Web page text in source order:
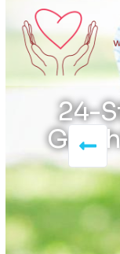
24-